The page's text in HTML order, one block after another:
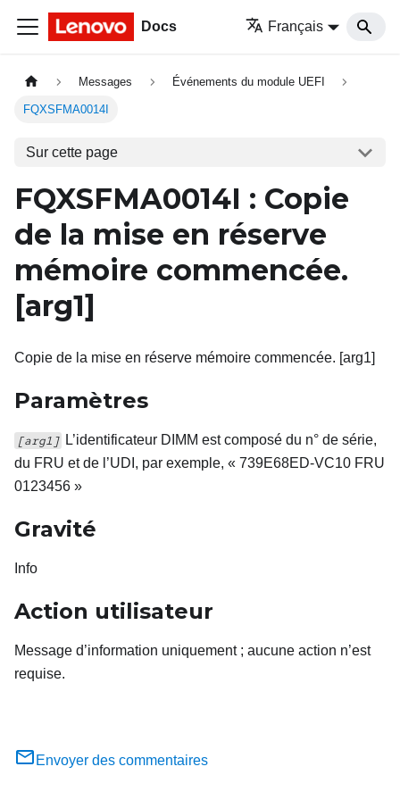
Docs Français
Messages Événements du module UEFI
FQXSFMA0014I
Sur cette page
FQXSFMA0014I : Copie
de la mise en réserve
mémoire commencée.
[arg1]
Copie de la mise en réserve mémoire commencée. [arg1]
Paramètres
[arg1] L’identificateur DIMM est composé du n° de série,
du FRU et de l’UDI, par exemple, « 739E68ED-VC10 FRU
0123456 »
Gravité
Info
Action utilisateur
Message d’information uniquement ; aucune action n’est
requise.
Envoyer des commentaires